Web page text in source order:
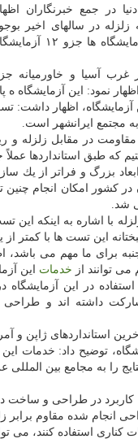
در جمع خبرنگاران
در سالهای اخیر
آمده كه به جرات می توان گفت این آزمایشگاه ها جزو ۱۲
غرب آسیا و خاورمیانه
نمود: این آزمایشگاه ه
در مقابل زلزله و
كه طبق استانداردها عملاً
ابعاد بزرگ و فراتر از
كشور امكان انجام چنین
شد.
با اشاره به اینكه
برای ما مهم می
توانند از خدمات این
استفاده در این
مشاركت داشته اند و
استانداردهای ژاپن و
توضیح داد: خدمات
را به مجامع بین
در طراحی و ساخت
انجام شده مقاوم برابر
استفاده كنند، می